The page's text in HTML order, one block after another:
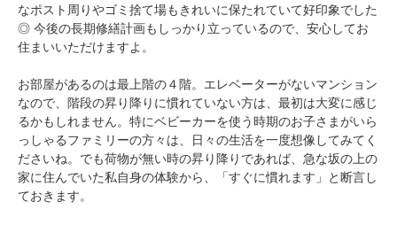
なポスト周りやゴミ捨て場もきれいに保たれていて好印象でした
◎ 今後の長期修繕計画もしっかり立っているので、安心してお
住まいいただけますよ。
お部屋があるのは最上階の４階。エレベーターがないマンション
なので、階段の昇り降りに慣れていない方は、最初は大変に感じ
るかもしれません。特にベビーカーを使う時期のお子さまがいら
っしゃるファミリーの方々は、日々の生活を一度想像してみてく
ださいね。でも荷物が無い時の昇り降りであれば、急な坂の上の
家に住んでいた私自身の体験から、「すぐに慣れます」と断言し
ておきます。